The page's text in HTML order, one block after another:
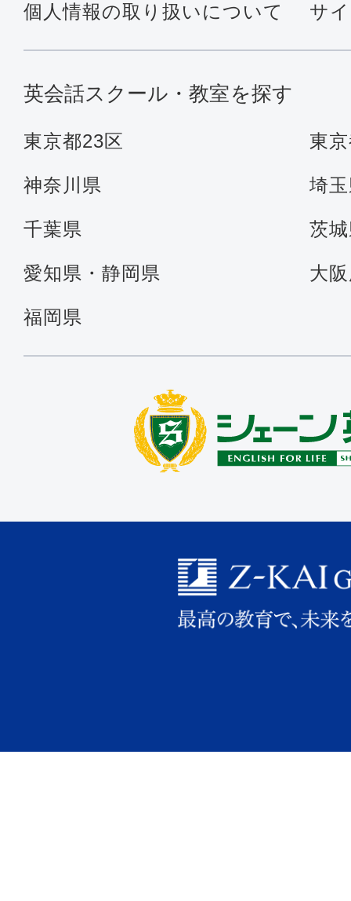
個人情報の取り扱いについて サ
英会話スクール・教室を探す
東京都23区 東
神奈川県 埼
千葉県 茨
愛知県・静岡県 大
福岡県